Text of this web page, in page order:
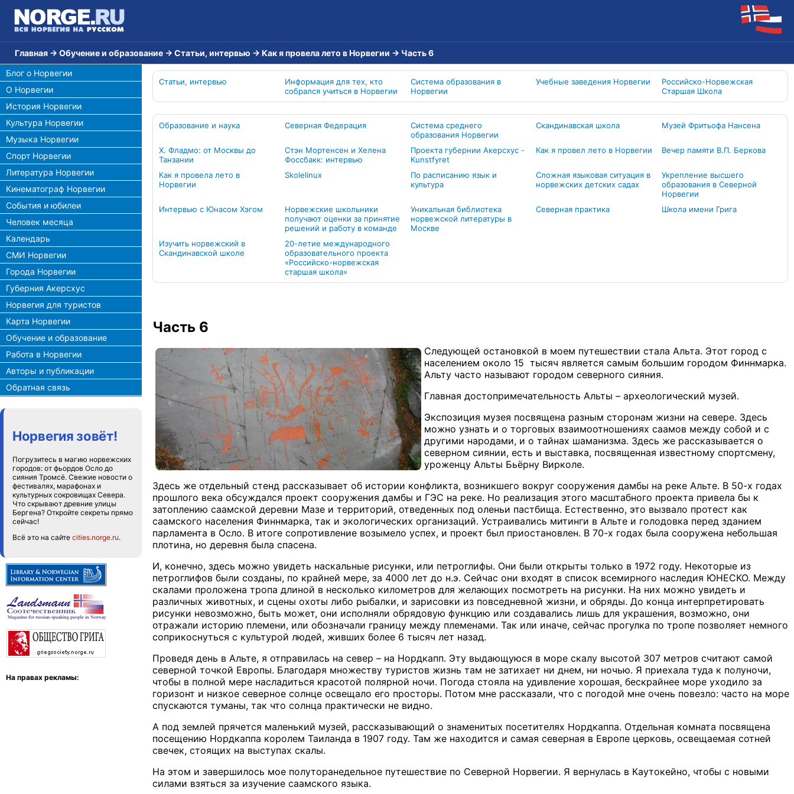
Главная → Обучение и образование → Статьи, интервью → Как я провелa лето в Норвегии → Часть 6
Блог о Норвегии
О Норвегии
История Норвегии
Культура Норвегии
Музыка Норвегии
Спорт Норвегии
Литература Норвегии
Кинематограф Норвегии
События и юбилеи
Человек месяца
Календарь
СМИ Норвегии
Города Норвегии
Губерния Акерсхус
Норвегия для туристов
Карта Норвегии
Обучение и образование
Работа в Норвегии
Авторы и публикации
Обратная связь
Норвегия зовёт!
Погрузитесь в магию норвежских
городов: от фьордов Осло до
сияния Тромсё. Свежие новости о
фестивалях, марафонах и
культурных сокровищах Севера.
Что скрывают древние улицы
Бергена? Откройте секреты прямо
сейчас!
Всё это на сайте cities.norge.ru.
На правах рекламы:
Статьи, интервью
Информация для тех, кто
собрался учиться в Норвегии
Система образования в
Норвегии
Учебные заведения Норвегии
Российско-Норвежская
Старшая Школа
Образование и наука Северная Федерация
Система среднего
образования Норвегии
Скандинавская школа Музей Фритьофа Нансена
Х. Фладмо: от Москвы до
Танзании
Стэн Мортенсен и Хелена
Фоссбакк: интервью
Проекта губернии Акерсхус -
Kunstfyret
Как я провел лето в Норвегии Вечер памяти В.П. Беркова
Как я провелa лето в
Норвегии
Skolelinux
По расписанию язык и
культура
Сложная языковая ситуация в
норвежских детских садах
Укрепление высшего
образования в Северной
Норвегии
Интервью с Юнасом Хэгом
Норвежские школьники
получают оценки за принятие
решений и работу в команде
Уникальная библиотека
норвежской литературы в
Москве
Северная практика Школа имени Грига
Изучить норвежский в
Скандинавской школе
20-летие международного
образовательного проекта
«Российско-норвежская
старшая школа»
Часть 6
Следующей остановкой в моем путешествии стала Альта. Этот город с
населением около 15 тысяч является самым большим городом Финнмарка.
Альту часто называют городом северного сияния.
Главная достопримечательность Альты – археологический музей.
Экспозиция музея посвящена разным сторонам жизни на севере. Здесь
можно узнать и о торговых взаимоотношениях саамов между собой и с
другими народами, и о тайнах шаманизма. Здесь же рассказывается о
северном сиянии, есть и выставка, посвященная известному спортсмену,
уроженцу Альты Бьёрну Вирколе.
Здесь же отдельный стенд рассказывает об истории конфликта, возникшего вокруг сооружения дамбы на реке Альте. В 50-х годах
прошлого века обсуждался проект сооружения дамбы и ГЭС на реке. Но реализация этого масштабного проекта привела бы к
затоплению саамской деревни Мазе и территорий, отведенных под оленьи пастбища. Естественно, это вызвало протест как
саамского населения Финнмарка, так и экологических организаций. Устраивались митинги в Альте и голодовка перед зданием
парламента в Осло. В итоге сопротивление возымело успех, и проект был приостановлен. В 70-х годах была сооружена небольшая
плотина, но деревня была спасена.
И, конечно, здесь можно увидеть наскальные рисунки, или петроглифы. Они были открыты только в 1972 году. Некоторые из
петроглифов были созданы, по крайней мере, за 4000 лет до н.э. Сейчас они входят в список всемирного наследия ЮНЕСКО. Между
скалами проложена тропа длиной в несколько километров для желающих посмотреть на рисунки. На них можно увидеть и
различных животных, и сцены охоты либо рыбалки, и зарисовки из повседневной жизни, и обряды. До конца интерпретировать
рисунки невозможно, быть может, они исполняли обрядовую функцию или создавались лишь для украшения, возможно, они
отражали историю племени, или обозначали границу между племенами. Так или иначе, сейчас прогулка по тропе позволяет немного
соприкоснуться с культурой людей, живших более 6 тысяч лет назад.
Проведя день в Альте, я отправилась на север – на Нордкапп. Эту выдающуюся в море скалу высотой 307 метров считают самой
северной точкой Европы. Благодаря множеству туристов жизнь там не затихает ни днем, ни ночью. Я приехала туда к полуночи,
чтобы в полной мере насладиться красотой полярной ночи. Погода стояла на удивление хорошая, бескрайнее море уходило за
горизонт и низкое северное солнце освещало его просторы. Потом мне рассказали, что с погодой мне очень повезло: часто на море
спускаются туманы, так что солнца практически не видно.
А под землей прячется маленький музей, рассказывающий о знаменитых посетителях Нордкаппа. Отдельная комната посвящена
посещению Нордкаппа королем Таиланда в 1907 году. Там же находится и самая северная в Европе церковь, освещаемая сотней
свечек, стоящих на выступах скалы.
На этом и завершилось мое полуторанедельное путешествие по Северной Норвегии. Я вернулась в Каутокейно, чтобы с новыми
силами взяться за изучение саамского языка.